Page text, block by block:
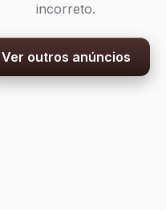
incorreto.
Ver outros anúncios